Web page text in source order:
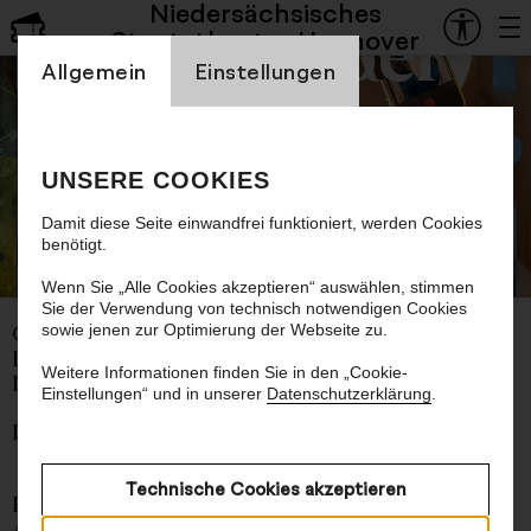
Einstellung Cookienbanner
Allgemein
Einstellungen
UNSERE COOKIES
Damit diese Seite einwandfrei funktioniert, werden Cookies
benötigt.
Wenn Sie „Alle Cookies akzeptieren“ auswählen, stimmen
Sie der Verwendung von technisch notwendigen Cookies
sowie jenen zur Optimierung der Webseite zu.
Weitere Informationen finden Sie in den „Cookie-
Einstellungen“ und in unserer Datenschutzerklärung
Technische Cookies akzeptieren
Niedersächsisches
Staatstheater Hannover
Staatsoper
Oper von Raquel García-Tomás
Libretto von Helena Tornero
Deutsch von Arno Lücker
In deutscher Sprache mit deutschen Übertiteln
Eine Katze, die unmittelbar nach ihrem einzigen